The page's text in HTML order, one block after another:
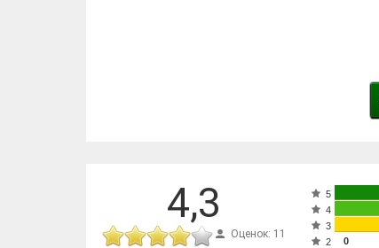
4,3
Оценок: 11
5
4
3
2
0